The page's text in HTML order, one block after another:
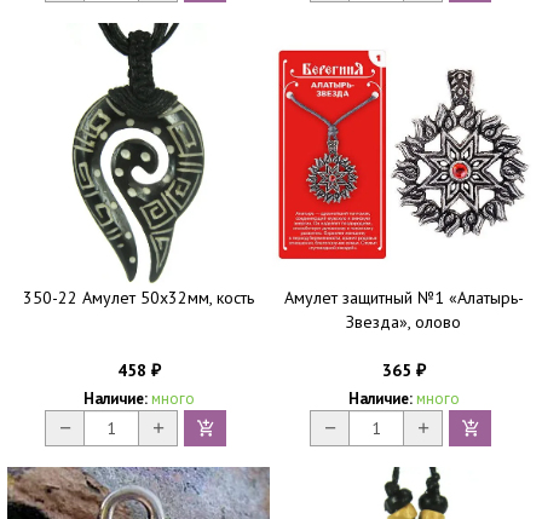
350-22 Амулет 50х32мм, кость
458 ₽
Наличие: много
Амулет защитный №1 «Алатырь-
Звезда», олово
365 ₽
Наличие: много